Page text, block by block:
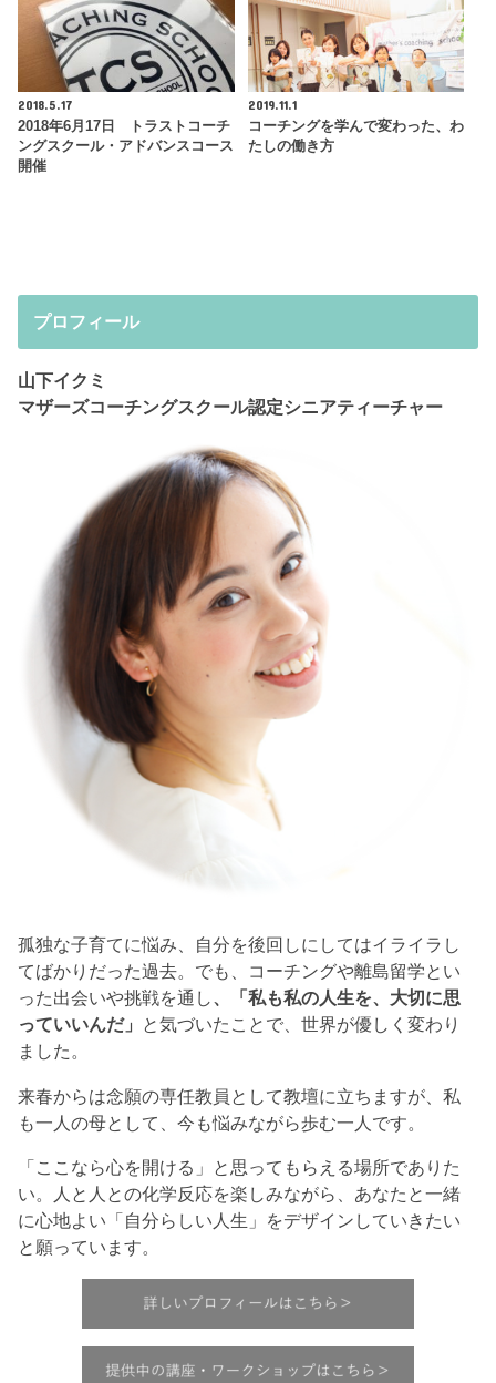
2018.5.17
2018年6月17日 トラストコーチ
ングスクール・アドバンスコース
開催
2019.11.1
コーチングを学んで変わった、わ
たしの働き方
プロフィール
山下イクミ
マザーズコーチングスクール認定シニアティーチャー
孤独な子育てに悩み、自分を後回しにしてはイライラし
てばかりだった過去。でも、コーチングや離島留学とい
った出会いや挑戦を通し、「私も私の人生を、大切に思
っていいんだ」 と気づいたことで、世界が優しく変わり
ました。
来春からは念願の専任教員として教壇に立ちますが、私
も一人の母として、今も悩みながら歩む一人です。
「ここなら心を開ける」と思ってもらえる場所でありた
い。人と人との化学反応を楽しみながら、あなたと一緒
に心地よい「自分らしい人生」をデザインしていきたい
と願っています。